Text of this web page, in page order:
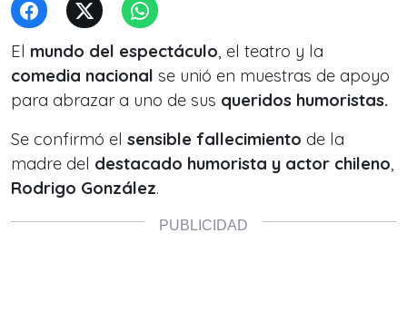
El mundo del espectáculo, el teatro y la
comedia nacional se unió en muestras de apoyo
para abrazar a uno de sus queridos humoristas.
Se confirmó el sensible fallecimiento de la
madre del destacado humorista y actor chileno,
Rodrigo González.